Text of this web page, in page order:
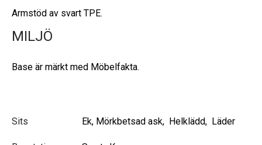
Armstöd av svart TPE.
MILJÖ
Base är märkt med Möbelfakta.
Sits Ek, Mörkbetsad ask, Helklädd, Läder